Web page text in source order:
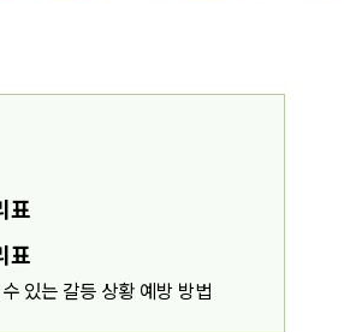
표
표
있는 갈등 상황 예방 방법